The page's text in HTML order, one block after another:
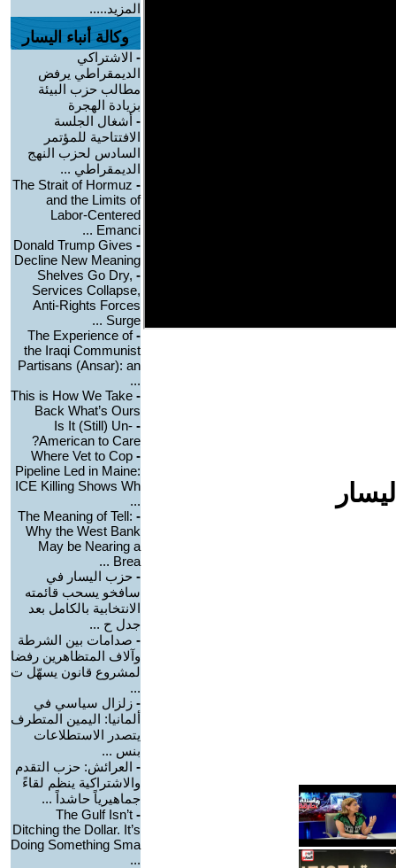
المزيد.....
وكالة أنباء اليسار
- الاشتراكي
الديمقراطي يرفض
مطالب حزب البيئة
بزيادة الهجرة
- أشغال الجلسة
الافتتاحية للمؤتمر
السادس لحزب النهج
الديمقراطي ...
-
The Strait of Hormuz
and the Limits of
Labor-Centered
Emanci ...
-
Donald Trump Gives
Decline New Meaning
-
Shelves Go Dry,
Services Collapse,
Anti-Rights Forces
Surge ...
-
The Experience of
the Iraqi Communist
Partisans (Ansar): an
...
-
This is How We Take
Back What’s Ours
-
Is It (Still) Un-
American to Care?
-
Where Vet to Cop
Pipeline Led in Maine:
ICE Killing Shows Wh
...
-
The Meaning of Tell:
Why the West Bank
May be Nearing a
Brea ...
- حزب اليسار في
سافخو يسحب قائمته
الانتخابية بالكامل بعد
جدل ح ...
- صدامات بين الشرطة
وآلاف المتظاهرين رفضا
لمشروع قانون يسهّل ت
...
- زلزال سياسي في
ألمانيا: اليمين المتطرف
يتصدر الاستطلاعات
بنس ...
- العرائش: حزب التقدم
والاشتراكية ينظم لقاءً
جماهيرياً حاشداً ...
-
The Gulf Isn’t
Ditching the Dollar. It’s
Doing Something Sma
...